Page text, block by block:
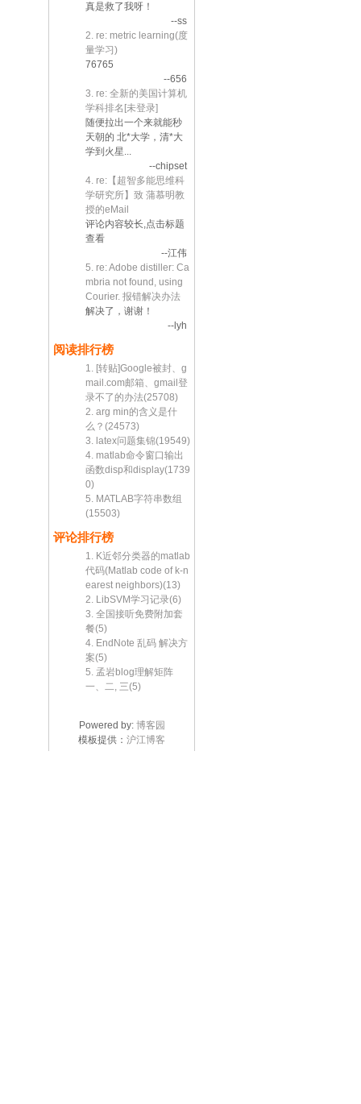
真是救了我呀！
--ss
2. re: metric learning(度
量学习)
76765
--656
3. re: 全新的美国计算机
学科排名[未登录]
随便拉出一个来就能秒
天朝的 北*大学，清*大
学到火星...
--chipset
4. re:【超智多能思维科
学研究所】致 蒲慕明教
授的eMail
评论内容较长,点击标题
查看
--江伟
5. re: Adobe distiller: Ca
mbria not found, using
Courier. 报错解决办法
解决了，谢谢！
--lyh
阅读排行榜
1. [转贴]Google被封、g
mail.com邮箱、gmail登
录不了的办法(25708)
2. arg min的含义是什
么？(24573)
3. latex问题集锦(19549)
4. matlab命令窗口输出
函数disp和display(1739
0)
5. MATLAB字符串数组
(15503)
评论排行榜
1. K近邻分类器的matlab
代码(Matlab code of k-n
earest neighbors)(13)
2. LibSVM学习记录(6)
3. 全国接听免费附加套
餐(5)
4. EndNote 乱码 解决方
案(5)
5. 孟岩blog理解矩阵
一、二, 三(5)
Powered by: 博客园
模板提供： 沪江博客